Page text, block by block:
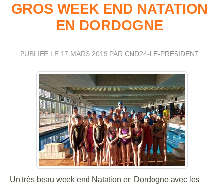
GROS WEEK END NATATION
EN DORDOGNE
PUBLIÉE LE 17 MARS 2019 PAR CND24-LE-PRESIDENT
Un très beau week end Natation en Dordogne avec les